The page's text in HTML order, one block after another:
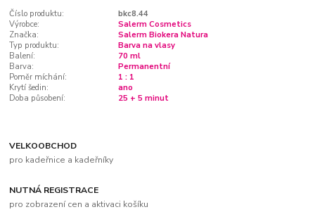
Číslo produktu:
bkc8.44
Výrobce:
Salerm Cosmetics
Značka:
Salerm Biokera Natura
Typ produktu:
Barva na vlasy
Balení:
70 ml
Barva:
Permanentní
Poměr míchání:
1 : 1
Krytí šedin:
ano
Doba působení:
25 + 5 minut
VELKOOBCHOD
pro kadeřnice a kadeřníky
NUTNÁ REGISTRACE
pro zobrazení cen a aktivaci košíku